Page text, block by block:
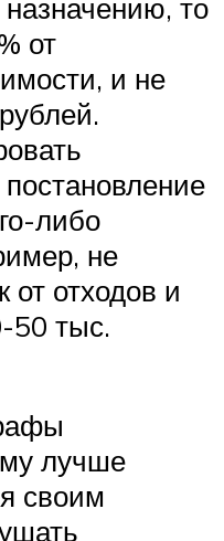
назначению, то
от
и не
либо
не
от отходов и
50 тыс.
лучше
своим